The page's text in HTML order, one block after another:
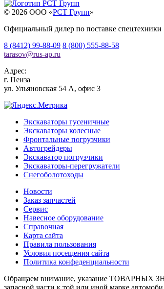
© 2026 OOO «РСТ Групп»
Официальный дилер по поставке спецтехники
8 (8412) 99-88-09 8 (800) 555-88-58
tarasov@rus-ap.ru
Адрес:
г. Пенза
ул. Ульяновская 54 А, офис 3
Экскаваторы гусеничные
Экскаваторы колесные
Фронтальные погрузчики
Автогрейдеры
Экскаватор погрузчики
Экскаваторы-перегружатели
Снегоболотоходы
Новости
Заказ запчастей
Сервис
Навесное оборудование
Справочная
Карта сайта
Правила пользования
Условия посещения сайта
Политика конфеденциальности
Обращаем внимание, указание ТОВАРНЫХ
запасной части к той или иной марке